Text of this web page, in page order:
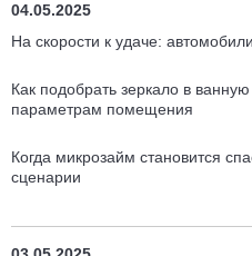
04.05.2025
На скорости к удаче:
Как подобрать зеркало в
параметрам помещения
Когда микрозайм становится
сценарии